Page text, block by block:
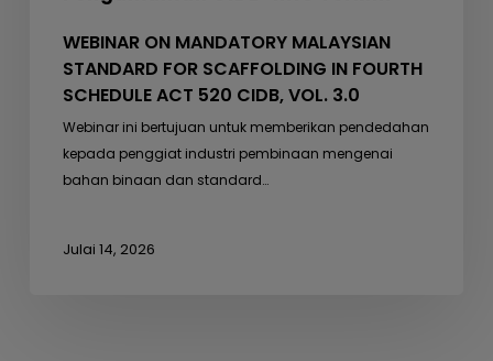
WEBINAR ON MANDATORY MALAYSIAN
STANDARD FOR SCAFFOLDING IN FOURTH
SCHEDULE ACT 520 CIDB, VOL. 3.0
Webinar ini bertujuan untuk memberikan pendedahan
kepada penggiat industri pembinaan mengenai
bahan binaan dan standard…
Julai 14, 2026